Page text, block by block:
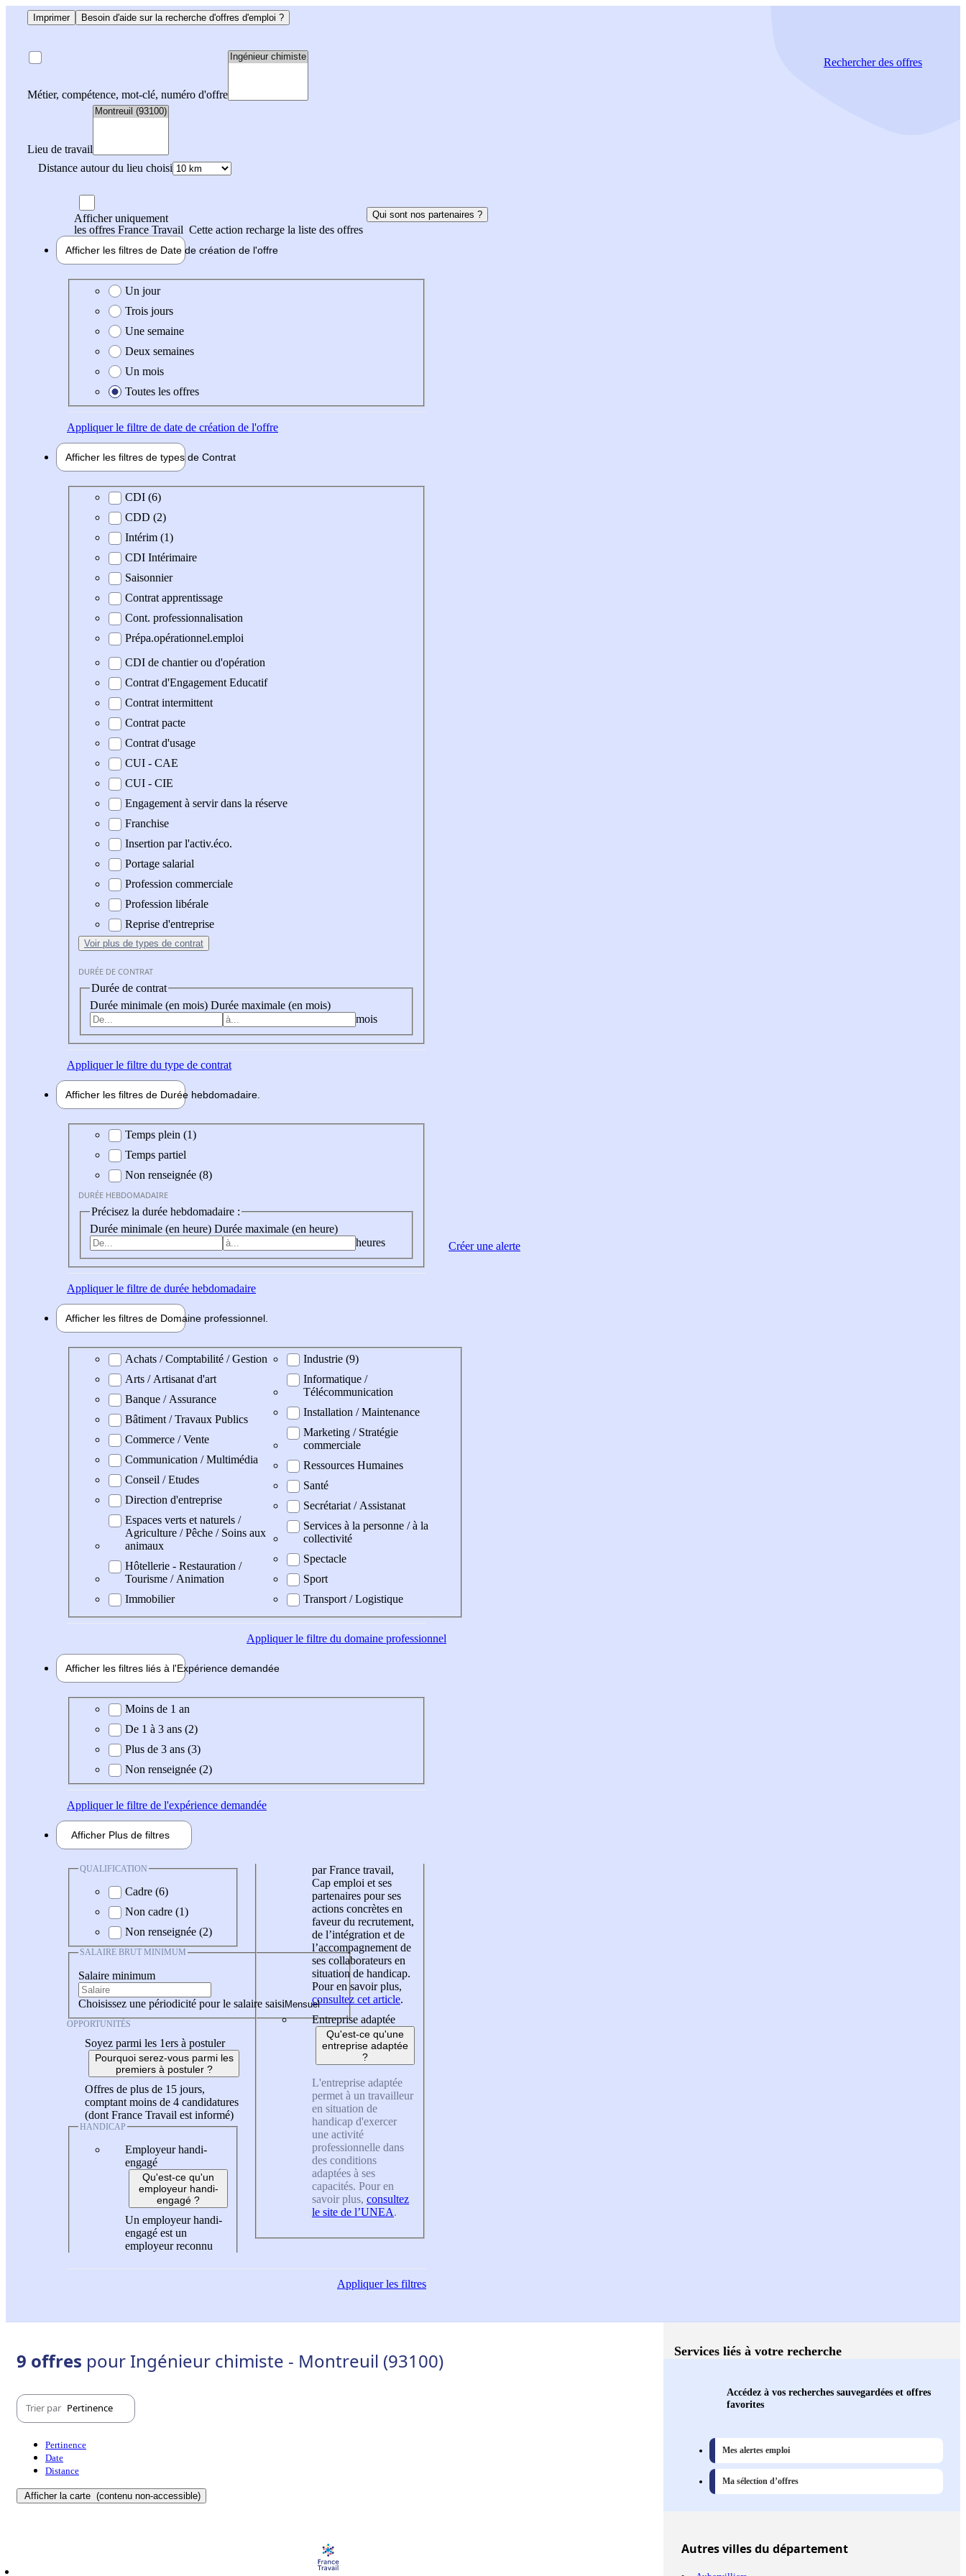
Imprimer Besoin d'aide sur la recherche d'offres d'emploi ?
Métier, compétence, mot-clé, numéro d'offre
Lieu de travail
Distance autour du lieu choisi
Rechercherdes offres
Afficher uniquement
les offres France Travail Cette action recharge la liste des offres
Qui sont nos partenaires ?
Afficher les filtres de Date de création de l'offre
Date de création de l'offre
Un jour
Trois jours
Une semaine
Deux semaines
Un mois
Toutes les offres
Appliquerle filtre de date de création de l'offre
Afficher les filtres de types de Contrat
Type de contrat
CDI (6)
CDD (2)
Intérim (1)
CDI Intérimaire
Saisonnier
Contrat apprentissage
Cont. professionnalisation
Prépa.opérationnel.emploi
CDI de chantier ou d'opération
Contrat d'Engagement Educatif
Contrat intermittent
Contrat pacte
Contrat d'usage
CUI - CAE
CUI - CIE
Engagement à servir dans la réserve
Franchise
Insertion par l'activ.éco.
Portage salarial
Profession commerciale
Profession libérale
Reprise d'entreprise
Voir plus de types de contrat
DURÉE DE CONTRAT
Durée de contrat
Durée minimale (en mois) Durée maximale (en mois)
mois
Appliquerle filtre du type de contrat
Afficher les filtres de Durée hebdomadaire
Durée hebdomadaire
Temps plein (1)
Temps partiel
Non renseignée (8)
DURÉE HEBDOMADAIRE
Précisez la durée hebdomadaire :
Durée minimale (en heure) Durée maximale (en heure)
heures
Appliquerle filtre de durée hebdomadaire
Afficher les filtres de Domaine professionnel
Domaine professionel
Achats / Comptabilité / Gestion
Arts / Artisanat d'art
Banque / Assurance
Bâtiment / Travaux Publics
Commerce / Vente
Communication / Multimédia
Conseil / Etudes
Direction d'entreprise
Espaces verts et naturels /
Agriculture / Pêche / Soins aux
animaux
Hôtellerie - Restauration /
Tourisme / Animation
Immobilier
Industrie (9)
Informatique /
Télécommunication
Installation / Maintenance
Marketing / Stratégie
commerciale
Ressources Humaines
Santé
Secrétariat / Assistanat
Services à la personne / à la
collectivité
Spectacle
Sport
Transport / Logistique
Appliquerle filtre du domaine professionnel
Afficher les filtres liés à l'Expérience demandée
Expérience demandée
Moins de 1 an
De 1 à 3 ans (2)
Plus de 3 ans (3)
Non renseignée (2)
Appliquerle filtre de l'expérience demandée
Afficher Plus de filtres
QUALIFICATION
Cadre (6)
Non cadre (1)
Non renseignée (2)
SALAIRE BRUT MINIMUM
Salaire minimum
Choisissez une périodicité pour le salaire saisi
OPPORTUNITÉS
Soyez parmi les 1ers à postuler
Pourquoi serez-vous parmi les
premiers à postuler ?
Offres de plus de 15 jours,
comptant moins de 4 candidatures
(dont France Travail est informé)
HANDICAP
Employeur handi-
engagé
Qu'est-ce qu'un
employeur handi-
engagé ?
Un employeur handi-
engagé est un
employeur reconnu
par France travail,
Cap emploi et ses
partenaires pour ses
actions concrètes en
faveur du recrutement,
de l’intégration et de
l’accompagnement de
ses collaborateurs en
situation de handicap.
Pour en savoir plus,
consultez cet article.
Entreprise adaptée
Qu'est-ce qu'une
entreprise adaptée
?
L'entreprise adaptée
permet à un travailleur
en situation de
handicap d'exercer
une activité
professionnelle dans
des conditions
adaptées à ses
capacités. Pour en
savoir plus, consultez
le site de l’UNEA.
Appliquerles filtres
Créer une alerte
9 offres pour Ingénieur chimiste - Montreuil (93100)
Trier par Pertinence
Pertinence
Date
Distance
Afficher la carte (contenu non-accessible)
Services liés à votre recherche
Accédez à vos recherches sauvegardées et offres
favorites
Mes alertes emploi
Ma sélection d’offres
Autresvillesdu département